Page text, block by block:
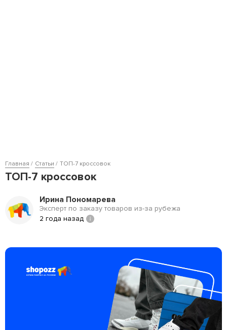
Главная Статьи ТОП-7 кроссовок
ТОП-7 кроссовок
Ирина Пономарева
Эксперт по заказу товаров из-за рубежа
2 года назад